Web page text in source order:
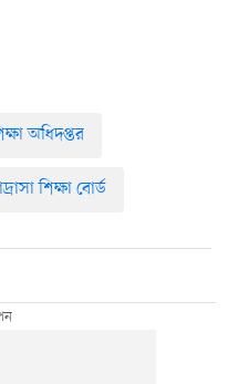
অধিদপ্তর
শিক্ষা বোর্ড